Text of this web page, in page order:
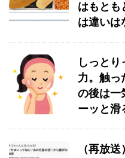
はもとも
は違いは
しっと
力。触っ
の後は一
ーッと滑
（再放